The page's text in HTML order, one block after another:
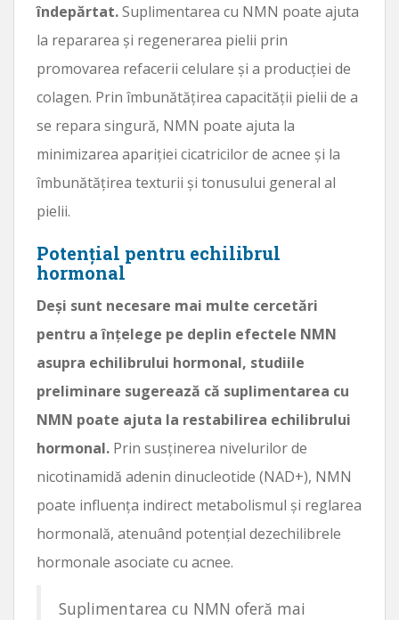
îndepărtat.Suplimentarea cu NMN poate ajuta
la repararea și regenerarea pielii prin
promovarea refacerii celulare și a producției de
colagen. Prin îmbunătățirea capacității pielii de a
se repara singură, NMN poate ajuta la
minimizarea apariției cicatricilor de acnee și la
îmbunătățirea texturii și tonusului general al
pielii.
Potențial pentru echilibrul
hormonal
Deși sunt necesare mai multe cercetări
pentru a înțelege pe deplin efectele NMN
asupra echilibrului hormonal, studiile
preliminare sugerează că suplimentarea cu
NMN poate ajuta la restabilirea echilibrului
hormonal. Prin susținerea nivelurilor de
nicotinamidă adenin dinucleotide (NAD+), NMN
poate influența indirect metabolismul și reglarea
hormonală, atenuând potențial dezechilibrele
hormonale asociate cu acnee.
Suplimentarea cu NMN oferă mai